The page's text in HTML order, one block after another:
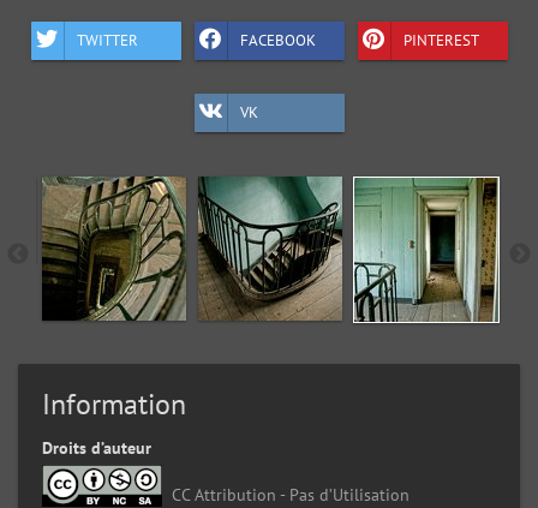
TWITTER FACEBOOK PINTEREST
VK
Information
Droits d’auteur
CC Attribution - Pas d’Utilisation